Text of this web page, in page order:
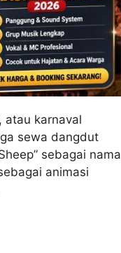
atau karnaval
sewa dangdut
sebagai nama
animasi